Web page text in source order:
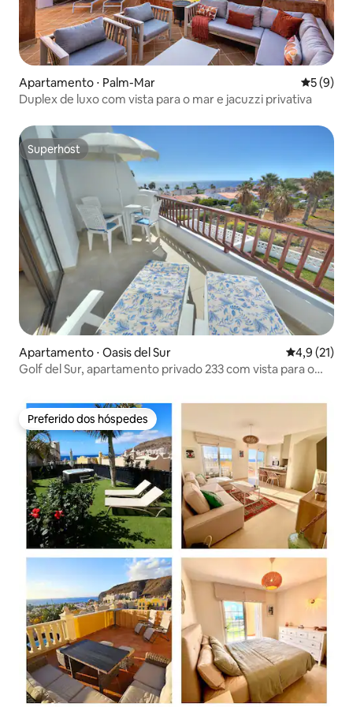
Apartamento ⋅ Palm-Mar 5 de
5 (9)
Duplex de luxo com vista para o mar e jacuzzi privativa
Superhost
Superhost
Apartamento ⋅ Oasis del Sur 4,9 de uma
4,9 (21)
Golf del Sur, apartamento privado 233 com vista para o
Preferido dos hóspedes
Preferido dos hóspedes